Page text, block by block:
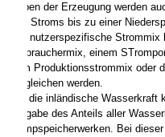
Neben der Erzeugung werden
des Stroms bis zu einer
Der nutzerspezifische
Verbrauchermix, einem
dem Produktionsstrommix oder
vergleichen werden.
Für die inländische
Eingabe des Anteils aller
Pumpspeicherwerken. Bei